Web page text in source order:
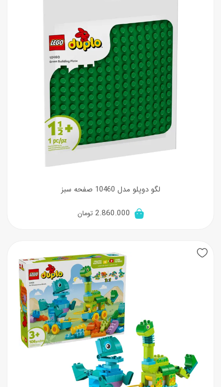
لگو دوپلو مدل 10460 صفحه سبز
2.860.000 تومان